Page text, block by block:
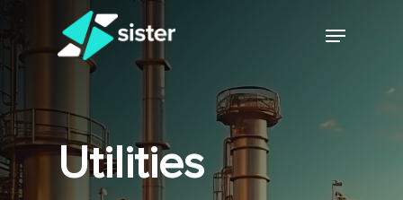
main
Utilities